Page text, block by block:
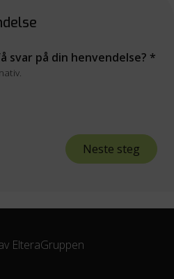
svar på din henvendelse? *
Neste steg
ElteraGruppen